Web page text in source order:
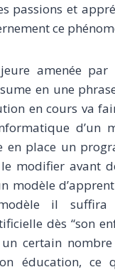
passions et
ce
amenée par
en une
en cours va
d’un
en place un
modifier avant
modèle
il
dès “son
certain nombre
éducation, ce